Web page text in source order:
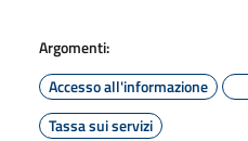
Argomenti:
Accesso all'informazione
Tassa sui servizi